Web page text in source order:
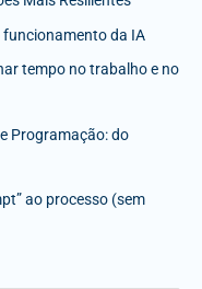
funcionamento da IA
tempo no trabalho e no
Programação: do
ao processo (sem